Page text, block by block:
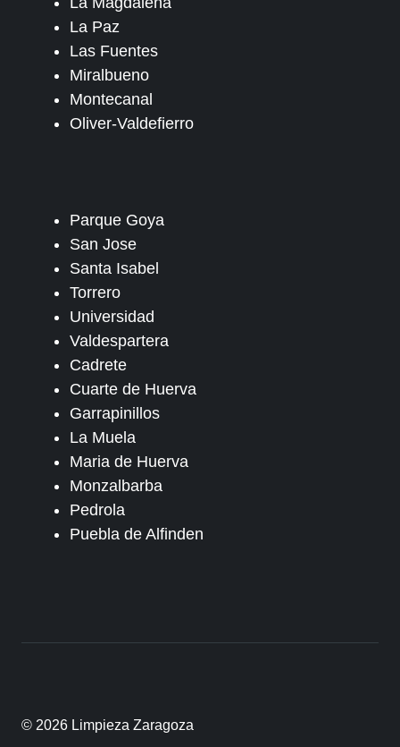
La Paz
Las Fuentes
Miralbueno
Montecanal
Oliver-Valdefierro
Parque Goya
San Jose
Santa Isabel
Torrero
Universidad
Valdespartera
Cadrete
Cuarte de Huerva
Garrapinillos
La Muela
Maria de Huerva
Monzalbarba
Pedrola
Puebla de Alfinden
© 2026 Limpieza Zaragoza